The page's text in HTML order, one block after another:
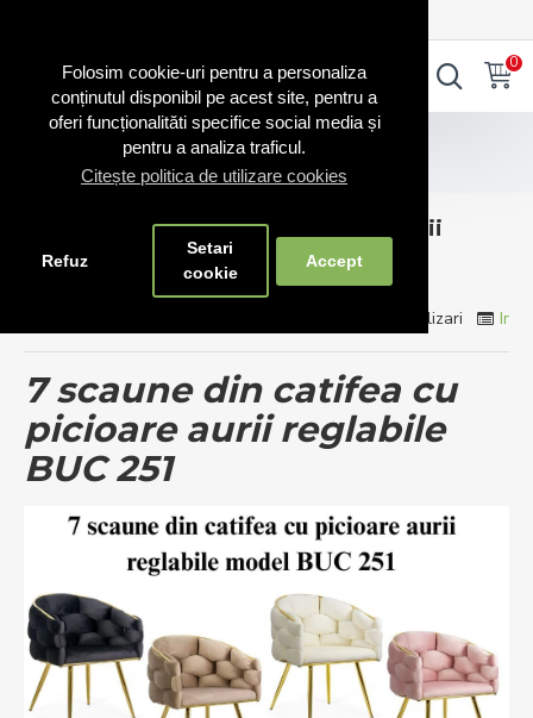
Folosim cookie-uri pentru a personaliza
conținutul disponibil pe acest site, pentru a
oferi funcționalităti specifice social media și
pentru a analiza traficul.
Citește politica de utilizare cookies
Refuz
Setari
cookie
Accept
0
Blog Scaune
7 scaune din catifea cu picioare aurii reglabile BUC 251
7 scaune din catifea cu picioare aurii
reglabile BUC 251
1663 Vizualizari Info
7 scaune din catifea cu
picioare aurii reglabile
BUC 251